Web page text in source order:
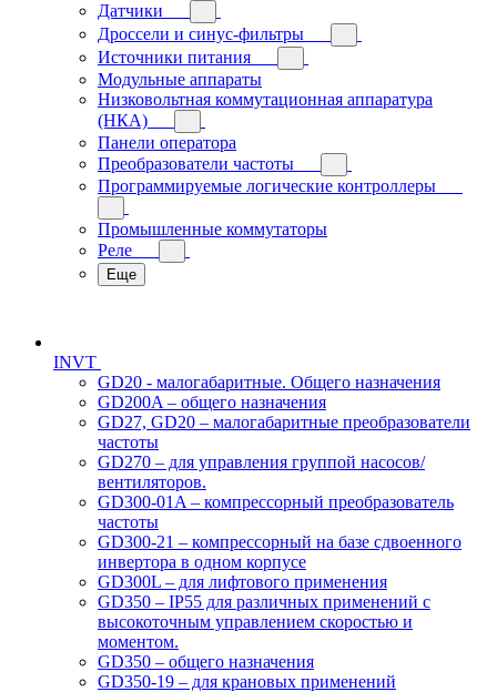
Датчики
Дроссели и синус-фильтры
Источники питания
Модульные аппараты
Низковольтная коммутационная аппаратура
(НКА)
Панели оператора
Преобразователи частоты
Программируемые логические контроллеры
Промышленные коммутаторы
Реле
Еще
INVT
GD20 - малогабаритные. Общего назначения
GD200A – общего назначения
GD27, GD20 – малогабаритные преобразователи
частоты
GD270 – для управления группой насосов/
вентиляторов.
GD300-01A – компрессорный преобразователь
частоты
GD300-21 – компрессорный на базе сдвоенного
инвертора в одном корпусе
GD300L – для лифтового применения
GD350 – IP55 для различных применений с
высокоточным управлением скоростью и
моментом.
GD350 – общего назначения
GD350-19 – для крановых применений